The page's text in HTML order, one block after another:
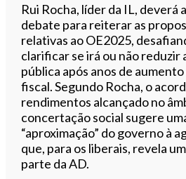
Rui Rocha, líder da IL, deverá
debate para reiterar as
relativas ao OE2025,
clarificar se irá ou não reduzir
pública após anos de
fiscal. Segundo Rocha, o
rendimentos alcançado no
concertação social sugere
“aproximação” do governo à
que, para os liberais, revela
parte da AD.